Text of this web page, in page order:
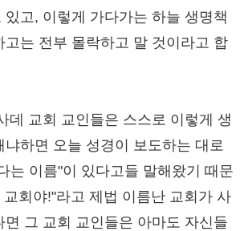
고, 이렇게 가다가는 하늘 생명책
는 전부 몰락하고 말 것이라고 합
데 교회 교인들은 스스로 이렇게 생
하면 오늘 성경이 보도하는 대로
는 이름"이 있다고들 말해왔기 때문
회야!"라고 제법 이름난 교회가 사
그 교회 교인들은 아마도 자신들